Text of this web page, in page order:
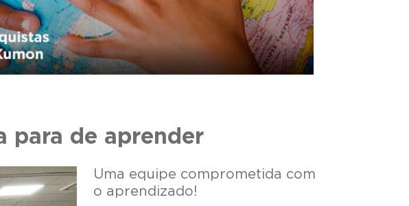
para de aprender
Uma equipe comprometida com
o aprendizado!